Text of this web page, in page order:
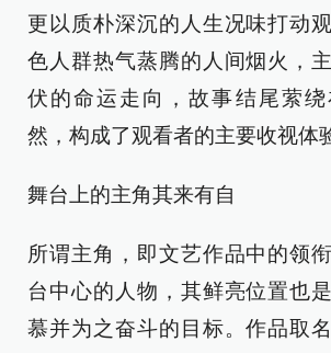
更以质朴深沉的人生况味打动
色人群热气蒸腾的人间烟火，
伏的命运走向，故事结尾萦
然，构成了观看者的主要收视体
舞台上的主角其来有自
所谓主角，即文艺作品中的领
台中心的人物，其鲜亮位置也
慕并为之奋斗的目标。作品取